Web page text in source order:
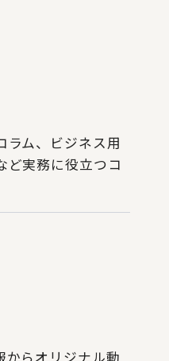
ラム、ビジネス用
ど実務に役立つコ